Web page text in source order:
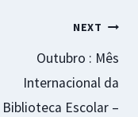
NEXT
Outubro : Mês
Internacional da
Biblioteca Escolar –